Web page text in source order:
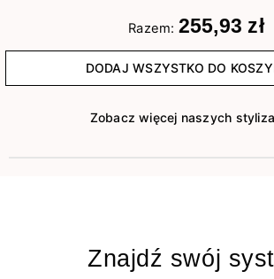
Razem: 255,93 zł
DODAJ WSZYSTKO DO
Zobacz więcej naszych
Znajdź swój